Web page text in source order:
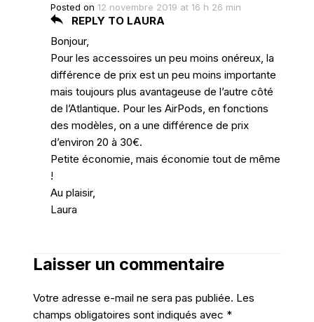
Posted on 12 novembre 2019 at 16 h 26 min
REPLY TO LAURA
Bonjour,
Pour les accessoires un peu moins onéreux, la
différence de prix est un peu moins importante
mais toujours plus avantageuse de l’autre côté
de l’Atlantique. Pour les AirPods, en fonctions
des modèles, on a une différence de prix
d’environ 20 à 30€.
Petite économie, mais économie tout de même
!
Au plaisir,
Laura
Laisser un commentaire
Votre adresse e-mail ne sera pas publiée. Les
champs obligatoires sont indiqués avec *